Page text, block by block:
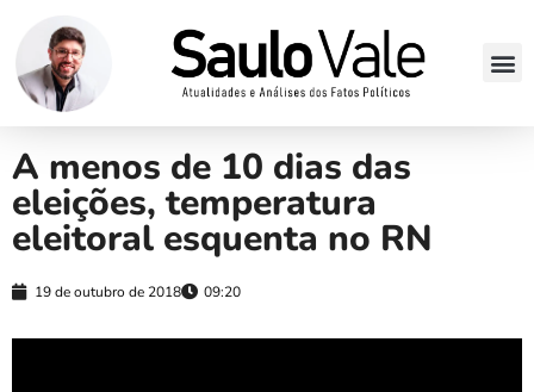
A menos de 10 dias das
eleições, temperatura
eleitoral esquenta no RN
19 de outubro de 2018 09:20